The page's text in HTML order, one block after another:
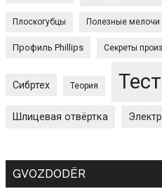
Плоскогубцы Полезные мелочи
Профиль Phillips Секреты
Сибртех Теория
Шлицевая отвёртка
GVOZDODЁR